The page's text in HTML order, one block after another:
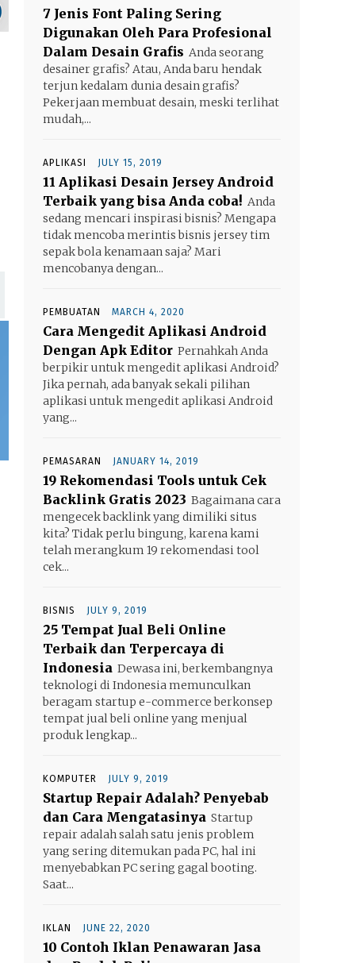
7 Jenis Font Paling Sering
Digunakan Oleh Para Profesional
Dalam Desain Grafis Anda seorang
desainer grafis? Atau, Anda baru hendak
terjun kedalam dunia desain grafis?
Pekerjaan membuat desain, meski terlihat
mudah,...
APLIKASI JULY 15, 2019
11 Aplikasi Desain Jersey Android
Terbaik yang bisa Anda coba! Anda
sedang mencari inspirasi bisnis? Mengapa
tidak mencoba merintis bisnis jersey tim
sepak bola kenamaan saja? Mari
mencobanya dengan...
PEMBUATAN MARCH 4, 2020
Cara Mengedit Aplikasi Android
Dengan Apk Editor Pernahkah Anda
berpikir untuk mengedit aplikasi Android?
Jika pernah, ada banyak sekali pilihan
aplikasi untuk mengedit aplikasi Android
yang...
PEMASARAN JANUARY 14, 2019
19 Rekomendasi Tools untuk Cek
Backlink Gratis 2023 Bagaimana cara
mengecek backlink yang dimiliki situs
kita? Tidak perlu bingung, karena kami
telah merangkum 19 rekomendasi tool
cek...
BISNIS JULY 9, 2019
25 Tempat Jual Beli Online
Terbaik dan Terpercaya di
Indonesia Dewasa ini, berkembangnya
teknologi di Indonesia memunculkan
beragam startup e-commerce berkonsep
tempat jual beli online yang menjual
produk lengkap...
KOMPUTER JULY 9, 2019
Startup Repair Adalah? Penyebab
dan Cara Mengatasinya Startup
repair adalah salah satu jenis problem
yang sering ditemukan pada PC, hal ini
menyebabkan PC sering gagal booting.
Saat...
IKLAN JUNE 22, 2020
10 Contoh Iklan Penawaran Jasa